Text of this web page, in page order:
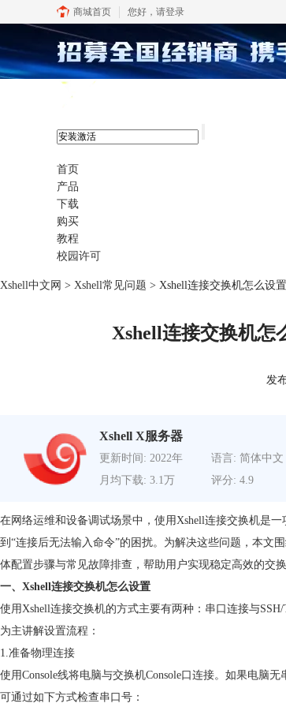
商城首页 您好， 请登录
首页
产品
下载
购买
教程
校园许可
Xshell中文网 > Xshell常见问题 > Xshell连接交换机怎么设
Xshell连接交换机怎
发
Xshell X服务器
更新时间: 2022年 语言: 简体中文
月均下载: 3.1万
评分: 4.9
在网络运维和设备调试场景中，使用Xshell连接交换机是
到“连接后无法输入命令”的困扰。为解决这些问题，本文
体配置步骤与常见故障排查，帮助用户实现稳定高效的交换
一、Xshell连接交换机怎么设置
使用Xshell连接交换机的方式主要有两种：串口连接与
为主讲解设置流程：
1.准备物理连接
使用Console线将电脑与交换机Console口连接。如果电脑
可通过如下方式检查串口号：